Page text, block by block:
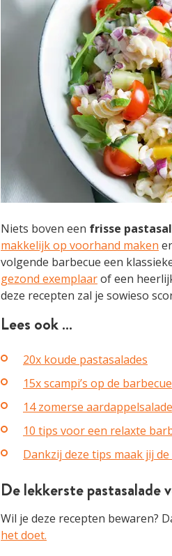
Niets boven een frisse
makkelijk op voorhand maken
volgende barbecue een
gezond exemplaarof een
deze recepten zal je sowieso
Lees ook …
20x koude pastasalades
15x scampi’s op de barbecue
14 zomerse
10 tips voor een relaxte
Dankzij deze tips maak jij
De lekkerste pastasalade
Wil je deze recepten bewaren?
het doet.